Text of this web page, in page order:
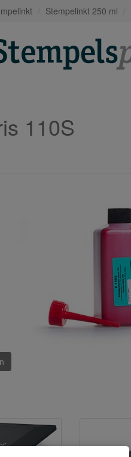
Stempelinkt 250 ml
110S